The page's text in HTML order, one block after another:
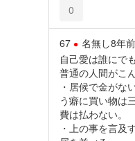
0
67 名無し8年前
自己愛は誰にで
普通の人間がこ
・居候で金がな
う癖に買い物は
費は払わない。
・上の事を言及